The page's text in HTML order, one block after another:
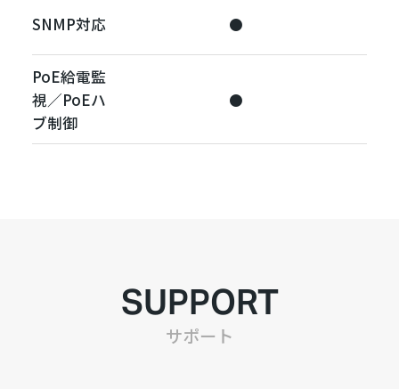
SNMP対応 ●
PoE給電監
視／PoEハ
ブ制御
●
SUPPORT
サポート